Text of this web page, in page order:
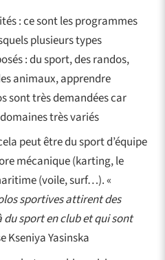
: ce sont les programmes
plusieurs types
: du sport, des randos,
animaux, apprendre
sont très demandées car
très variés
peut être du sport d’équipe
mécanique (karting, le
(voile, surf…). «
sportives attirent des
sport en club et qui sont
Kseniya Yasinska